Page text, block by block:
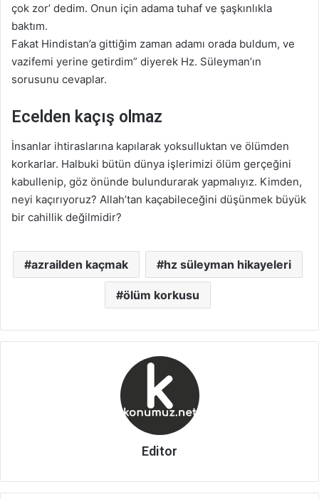
çok zor’ dedim. Onun için adama tuhaf ve şaşkınlıkla
baktım.
Fakat Hindistan’a gittiğim zaman adamı orada buldum, ve
vazifemi yerine getirdim” diyerek Hz. Süleyman’ın
sorusunu cevaplar.
Ecelden kaçış olmaz
İnsanlar ihtiraslarına kapılarak yoksulluktan ve ölümden
korkarlar. Halbuki bütün dünya işlerimizi ölüm gerçeğini
kabullenip, göz önünde bulundurarak yapmalıyız. Kimden,
neyi kaçırıyoruz? Allah’tan kaçabileceğini düşünmek büyük
bir cahillik değilmidir?
azrailden kaçmak hz süleyman hikayeleri
ölüm korkusu
Editor